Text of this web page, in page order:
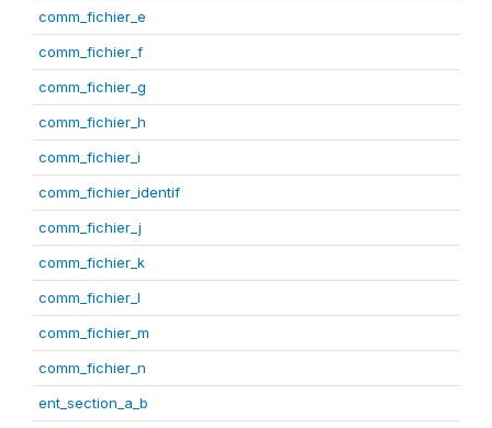
comm_fichier_e
comm_fichier_f
comm_fichier_g
comm_fichier_h
comm_fichier_i
comm_fichier_identif
comm_fichier_j
comm_fichier_k
comm_fichier_l
comm_fichier_m
comm_fichier_n
ent_section_a_b